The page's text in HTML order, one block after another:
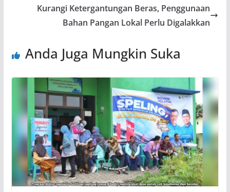
Kurangi Ketergantungan Beras, Penggunaan
Bahan Pangan Lokal Perlu Digalakkan
Anda Juga Mungkin Suka